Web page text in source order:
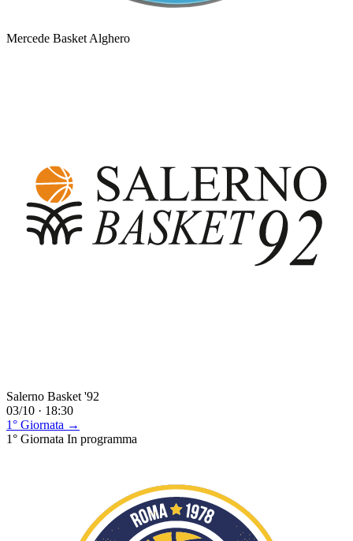
Mercede Basket Alghero
Salerno Basket '92
03/10 · 18:30
1° Giornata →
1° Giornata In programma